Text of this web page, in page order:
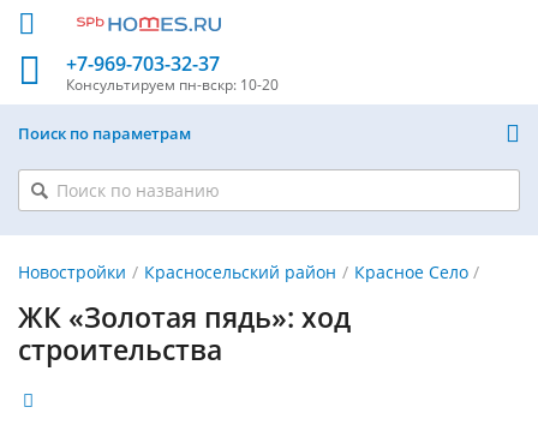
+7-969-703-32-37
Консультируем пн-вскр: 10-20
Поиск по параметрам
Новостройки Красносельский район Красное Село
ЖК «Золотая пядь»: ход
строительства